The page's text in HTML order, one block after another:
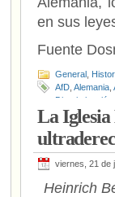
en sus
Fuente
General
AfD Alemania
Discriminación
Turingia,
La Iglesia
viernes, 21 de
Heinrich